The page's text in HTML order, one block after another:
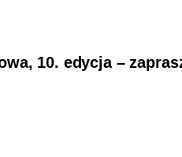
10. edycja –